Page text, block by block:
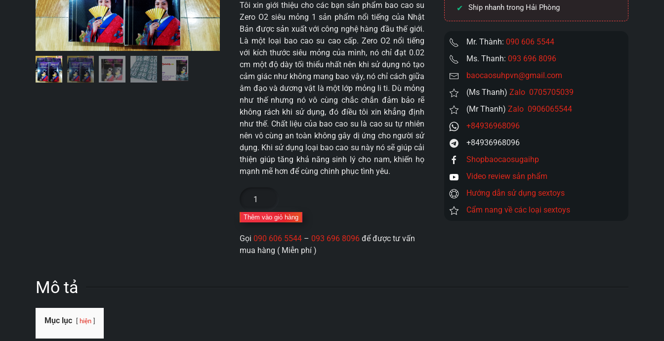
Tôi xin giới thiệu cho các bạn sản phẩm bao cao su
Zero O2 siêu mỏng 1 sản phẩm nổi tiếng của Nhật
Bản được sản xuất với công nghệ hàng đầu thế giới.
Là một loại bao cao su cao cấp. Zero O2 nổi tiếng
với kích thước siêu mỏng của mình, nó chỉ đạt 0.02
cm một độ dày tối thiểu nhất nên khi sử dụng nó tạo
cảm giác như không mang bao vậy, nó chỉ cách giữa
âm đạo và dương vật là một lớp mỏng li ti. Dù mỏng
như thế nhưng nó vô cùng chắc chắn đảm bảo rẽ
không rách khi sử dụng, đó điều tôi xin khẳng định
như thế. Chất liệu của bao cao su là cao su tự nhiên
nên vô cùng an toàn không gây dị ứng cho người sử
dụng. Khi sử dụng loại bao cao su này nó sẽ giúp cải
thiện giúp tăng khả năng sinh lý cho nam, khiến họ
mạnh mẽ hơn để cùng chinh phục tình yêu.
su
O2
siêu
Thêm vào giỏ hàng
Gọi 090 606 5544 – 093 696 8096 để được tư vấn
mua hàng ( Miễn phí )
Ship nhanh trong Hải Phòng
Mr. Thành: 090 606 5544
Ms. Thanh: 093 696 8096
baocaosuhpvn@gmail.com
(Ms Thanh) Zalo 0705705039
(Mr Thanh) Zalo 0906065544
+84936968096
+84936968096
Shopbaocaosugaihp
Video review sản phẩm
Hướng dẫn sử dụng sextoys
Cẩm nang về các loại sextoys
Mô tả
Mục lục hiện